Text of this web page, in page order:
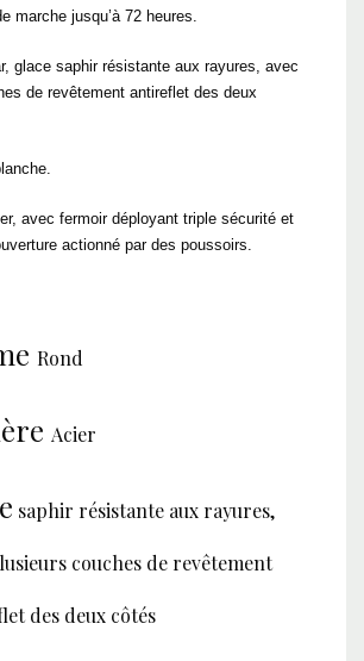
marche jusqu’à 72 heures.
glace saphir résistante aux rayures, avec
de revêtement antireflet des deux
avec fermoir déployant triple sécurité et
actionné par des poussoirs.
Rond
Acier
saphir résistante aux rayures,
couches de revêtement
des deux côtés